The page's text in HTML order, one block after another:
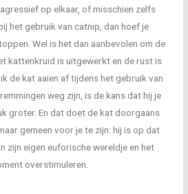
op elkaar, of misschien zelfs
het gebruik van catnip, dan hoef je
Wel is het dan aanbevolen om de
kattenkruid is uitgewerkt en de rust is
de kat aaien af tijdens het gebruik van
weg zijn, is de kans dat hij je
groter. En dat doet de kat doorgaans
gemeen voor je te zijn: hij is op dat
zijn eigen euforische wereldje en het
overstimuleren.